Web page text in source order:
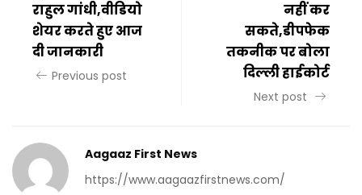
राहुल गांधी,वीडियो
शेयर करते हुए आज
दी जानकारी
Previous post
नहीं कर
सकते,डीपफेक
तकनीक पर बोला
दिल्ली हाईकोर्ट
Next post
Aagaaz First News
https://www.aagaazfirstnews.com/